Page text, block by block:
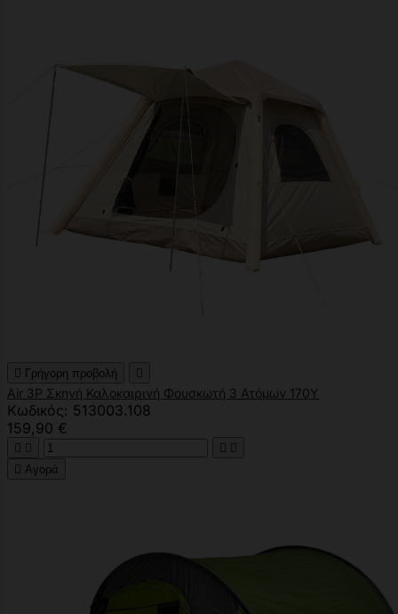
 Γρήγορη προβολή 
Air 3P Σκηνή Καλοκαιρινή Φουσκωτή 3 Ατόμων 170Υ
Κωδικός: 513003.108
159,90 €
   
 Αγορά